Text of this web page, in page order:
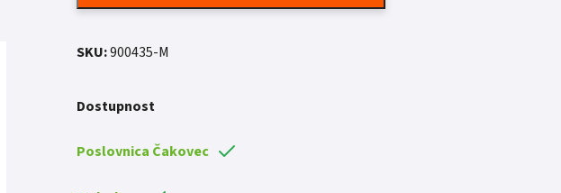
SKU:900435-M
Dostupnost
Poslovnica Čakovec